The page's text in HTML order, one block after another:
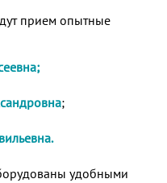
прием опытные
;
удобными